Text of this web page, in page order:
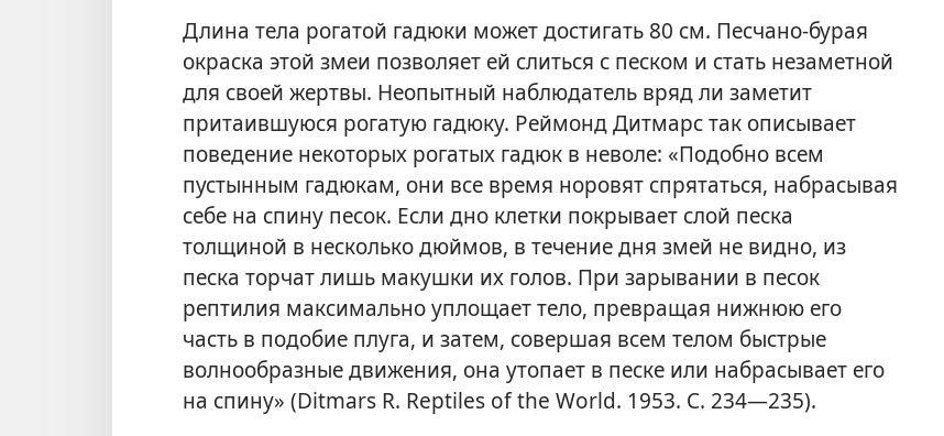
Длина тела рогатой гадюки может достигать 80 см. Песчано-бурая
окраска этой змеи позволяет ей слиться с песком и стать незаметной
для своей жертвы. Неопытный наблюдатель вряд ли заметит
притаившуюся рогатую гадюку. Реймонд Дитмарс так описывает
поведение некоторых рогатых гадюк в неволе: «Подобно всем
пустынным гадюкам, они все время норовят спрятаться, набрасывая
себе на спину песок. Если дно клетки покрывает слой песка
толщиной в несколько дюймов, в течение дня змей не видно, из
песка торчат лишь макушки их голов. При зарывании в песок
рептилия максимально уплощает тело, превращая нижнюю его
часть в подобие плуга, и затем, совершая всем телом быстрые
волнообразные движения, она утопает в песке или набрасывает его
на спину» (Ditmars R. Reptiles of the World. 1953. С. 234—235).